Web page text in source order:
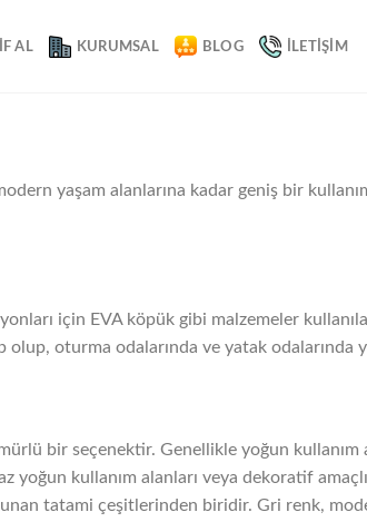
AL KURUMSAL BLOG İLETIŞIM
yaşam alanlarına kadar geniş bir
için EVA köpük gibi malzemeler
oturma odalarında ve yatak odalarında
bir seçenektir. Genellikle yoğun
yoğun kullanım alanları veya dekoratif
tatami çeşitlerinden biridir. Gri renk,